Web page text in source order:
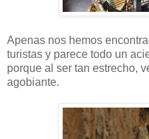
Apenas nos hemos
turistas y parece todo un
porque al ser tan estrecho,
agobiante.